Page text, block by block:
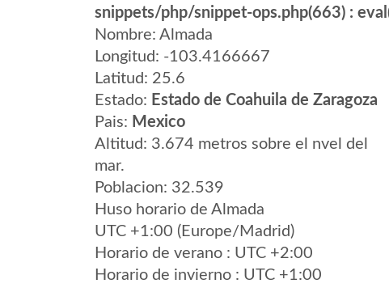
snippets/php/snippet-ops.php(663) :
Nombre: Almada
Longitud: -103.4166667
Latitud: 25.6
Estado: Estado de Coahuila de Zaragoza
Pais: Mexico
Altitud: 3.674 metros sobre el nvel del
mar.
Poblacion: 32.539
Huso horario de Almada
UTC +1:00 (Europe/Madrid)
Horario de verano : UTC +2:00
Horario de invierno : UTC +1:00